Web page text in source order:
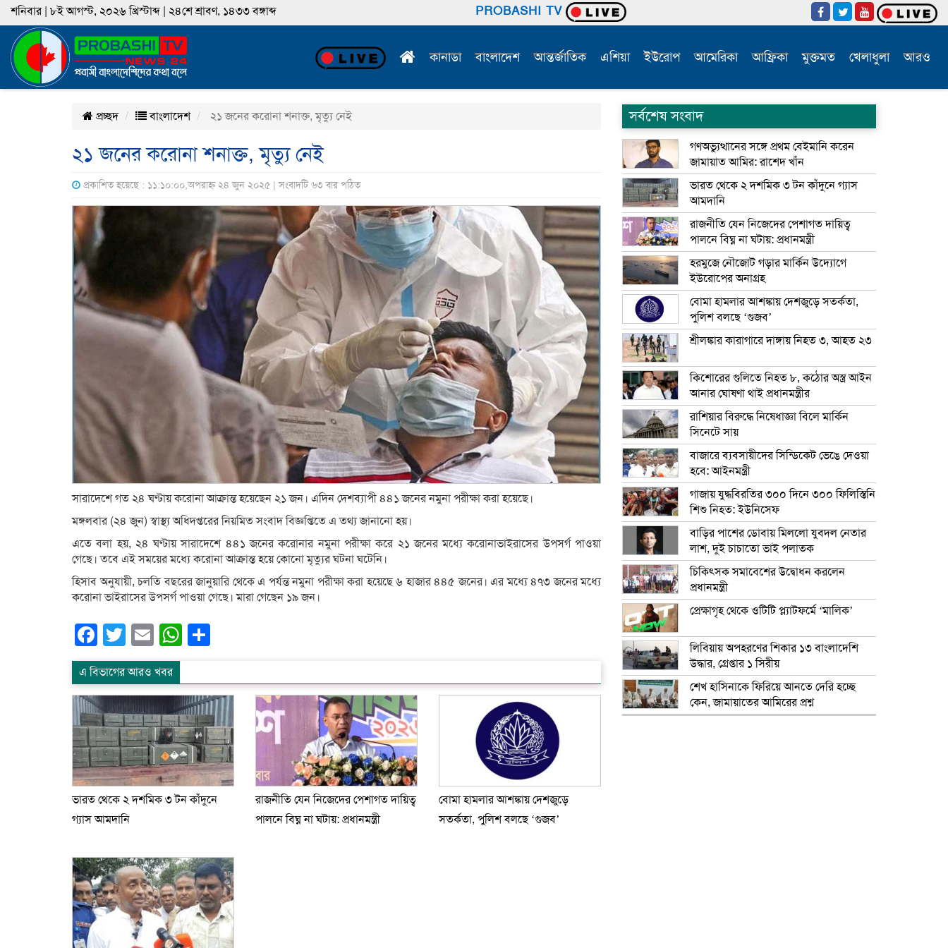
শনিবার | ৮ই আগস্ট, ২০২৬ খ্রিস্টাব্দ | ২৪শে শ্রাবণ, ১৪৩৩ বঙ্গাব্দ PROBASHI TV
কানাডা বাংলাদেশ আন্তর্জাতিক এশিয়া ইউরোপ আমেরিকা আফ্রিকা মুক্তমত খেলাধুলা আরও
প্রচ্ছদ বাংলাদেশ ২১ জনের করোনা শনাক্ত, মৃত্যু নেই
২১ জনের করোনা শনাক্ত, মৃত্যু নেই
প্রকাশিত হয়েছে : ১১:১০:০০,অপরাহ্ন ২৪ জুন ২০২৫ | সংবাদটি ৬৩ বার পঠিত
সারাদেশে গত ২৪ ঘণ্টায় করোনা আক্রান্ত হয়েছেন ২১ জন। এদিন দেশব্যাপী ৪৪১ জনের নমুনা পরীক্ষা করা হয়েছে।
মঙ্গলবার (২৪ জুন) স্বাস্থ্য অধিদপ্তরের নিয়মিত সংবাদ বিজ্ঞপ্তিতে এ তথ্য জানানো হয়।
এতে বলা হয়, ২৪ ঘণ্টায় সারাদেশে ৪৪১ জনের করোনার নমুনা পরীক্ষা করে ২১ জনের মধ্যে করোনাভাইরাসের উপসর্গ পাওয়া
গেছে। তবে এই সময়ের মধ্যে করোনা আক্রান্ত হয়ে কোনো মৃত্যুর ঘটনা ঘটেনি।
হিসাব অনুযায়ী, চলতি বছরের জানুয়ারি থেকে এ পর্যন্ত নমুনা পরীক্ষা করা হয়েছে ৬ হাজার ৪৪৫ জনের। এর মধ্যে ৪৭৩ জনের মধ্যে
করোনা ভাইরাসের উপসর্গ পাওয়া গেছে। মারা গেছেন ১৯ জন।
Facebook
Twitter
EmailWhatsApp
এ বিভাগের আরও খবর
ভারত থেকে ২ দশমিক ৩ টন কাঁদুনে
গ্যাস আমদানি
রাজনীতি যেন নিজেদের পেশাগত দায়িত্ব
পালনে বিঘ্ন না ঘটায়: প্রধানমন্ত্রী
বোমা হামলার আশঙ্কায় দেশজুড়ে
সতর্কতা, পুলিশ বলছে ‘গুজব’
সর্বশেষ সংবাদ
গণঅভ্যুত্থানের সঙ্গে প্রথম বেইমানি করেন
জামায়াত আমির: রাশেদ খাঁন
ভারত থেকে ২ দশমিক ৩ টন কাঁদুনে গ্যাস
আমদানি
রাজনীতি যেন নিজেদের পেশাগত দায়িত্ব
পালনে বিঘ্ন না ঘটায়: প্রধানমন্ত্রী
হরমুজে নৌজোট গড়ার মার্কিন উদ্যোগে
ইউরোপের অনাগ্রহ
বোমা হামলার আশঙ্কায় দেশজুড়ে সতর্কতা,
পুলিশ বলছে ‘গুজব’
শ্রীলঙ্কার কারাগারে দাঙ্গায় নিহত ৩, আহত ২৩
কিশোরের গুলিতে নিহত ৮, কঠোর অস্ত্র আইন
আনার ঘোষণা থাই প্রধানমন্ত্রীর
রাশিয়ার বিরুদ্ধে নিষেধাজ্ঞা বিলে মার্কিন
সিনেটে সায়
বাজারে ব্যবসায়ীদের সিন্ডিকেট ভেঙে দেওয়া
হবে: আইনমন্ত্রী
গাজায় যুদ্ধবিরতির ৩০০ দিনে ৩০০ ফিলিস্তিনি
শিশু নিহত: ইউনিসেফ
বাড়ির পাশের ডোবায় মিললো যুবদল নেতার
লাশ, দুই চাচাতো ভাই পলাতক
চিকিৎসক সমাবেশের উদ্বোধন করলেন
প্রধানমন্ত্রী
প্রেক্ষাগৃহ থেকে ওটিটি প্ল্যাটফর্মে ‘মালিক’
লিবিয়ায় অপহরণের শিকার ১৩ বাংলাদেশি
উদ্ধার, গ্রেপ্তার ১ সিরীয়
শেখ হাসিনাকে ফিরিয়ে আনতে দেরি হচ্ছে
কেন, জামায়াতের আমিরের প্রশ্ন